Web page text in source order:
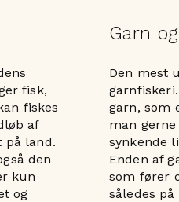
fisk,
fiskes
af
på land.
den
kun
og
Garn
Den mest
garn, som
man
synkende
Enden af
som fører
således